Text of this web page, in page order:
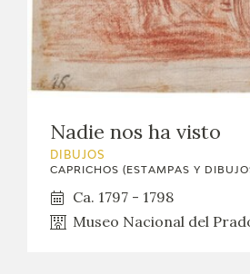
Nadie nos ha visto
DIBUJOS
CAPRICHOS (ESTAMPAS Y
Ca. 1797 - 1798
Museo Nacional del